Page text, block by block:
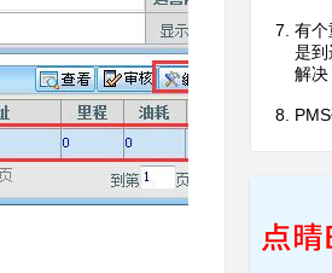
有个
是到
解决